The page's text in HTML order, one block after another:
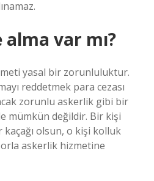
var mı?
yasal bir zorunluluktur.
reddetmek para cezası
zorunlu askerlik gibi bir
mümkün değildir. Bir kişi
olsun, o kişi kolluk
askerlik hizmetine